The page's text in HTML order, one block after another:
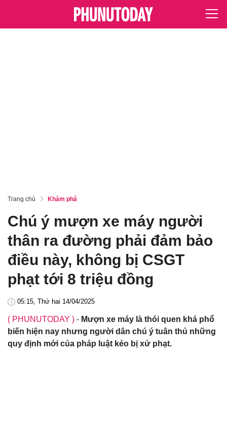
Trang chủ Khám phá
Chú ý mượn xe máy người
thân ra đường phải đảm bảo
điều này, không bị CSGT
phạt tới 8 triệu đồng
05:15, Thứ hai 14/04/2025
( PHUNUTODAY ) - Mượn xe máy là thói quen khá phổ
biến hiện nay nhưng người dân chú ý tuân thủ những
quy định mới của pháp luật kẻo bị xử phạt.